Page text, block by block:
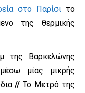
στο Παρίσι το
της θερμικής
της Βαρκελώνης
μίας μικρής
// Το Μετρό της